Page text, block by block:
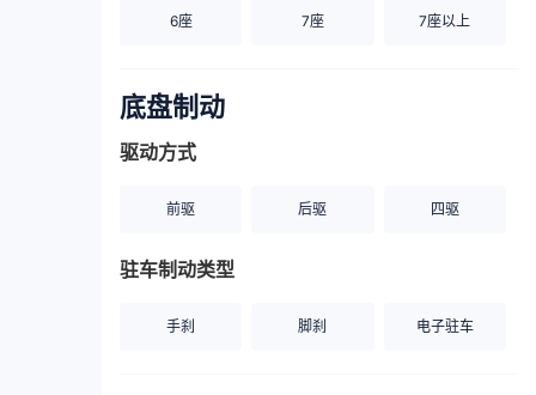
6座 7座 7座以上
底盘制动
驱动方式
前驱 后驱 四驱
驻车制动类型
手刹 脚刹 电子驻车